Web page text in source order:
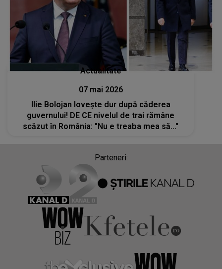
Actualitate
07 mai 2026
Ilie Bolojan lovește dur după căderea
guvernului! DE CE nivelul de trai rămâne
scăzut în România: "Nu e treaba mea să..."
Parteneri: